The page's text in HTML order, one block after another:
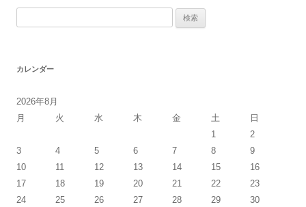
カレンダー
2026年8月
月
火 水 木 金 土
日
1
2
3
4 5 6 7 8
9
10
11 12 13 14 15
16
17
18 19 20 21 22
23
24
25 26 27 28 29
30